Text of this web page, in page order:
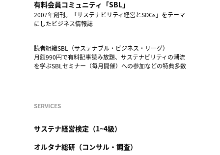
有料会員コミュニティ「SBL」
2007年創刊。「サステナビリティ経営とSDGs」をテーマ
にしたビジネス情報誌
読者組織SBL（サステナブル・ビジネス・リーグ）
月額990円で有料記事読み放題、サステナビリティの潮流
を学ぶSBLセミナー（毎月開催）への参加などの特典多数
SERVICES
サステナ経営検定（1~4級）
オルタナ総研（コンサル・調査）